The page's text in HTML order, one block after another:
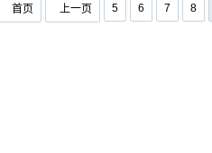
首页 上一页 5 6 7 8